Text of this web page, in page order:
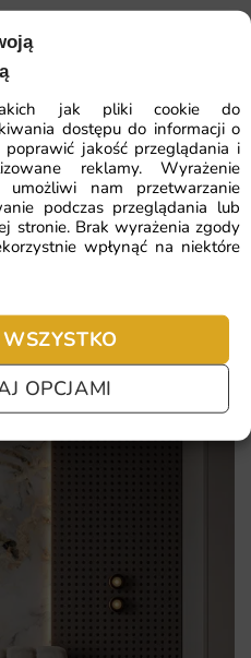
jak pliki cookie do
dostępu do informacji o
jakość przeglądania i
reklamy. Wyrażenie
nam przetwarzanie
podczas przeglądania lub
stronie. Brak wyrażenia zgody
wpłynąć na niektóre
OPCJAMI
ale i trwały produkt, który
jest drukowany na
zwierzęcia
pracy
pytania
zakupie. Ale jeżeli
zadawane pytania.